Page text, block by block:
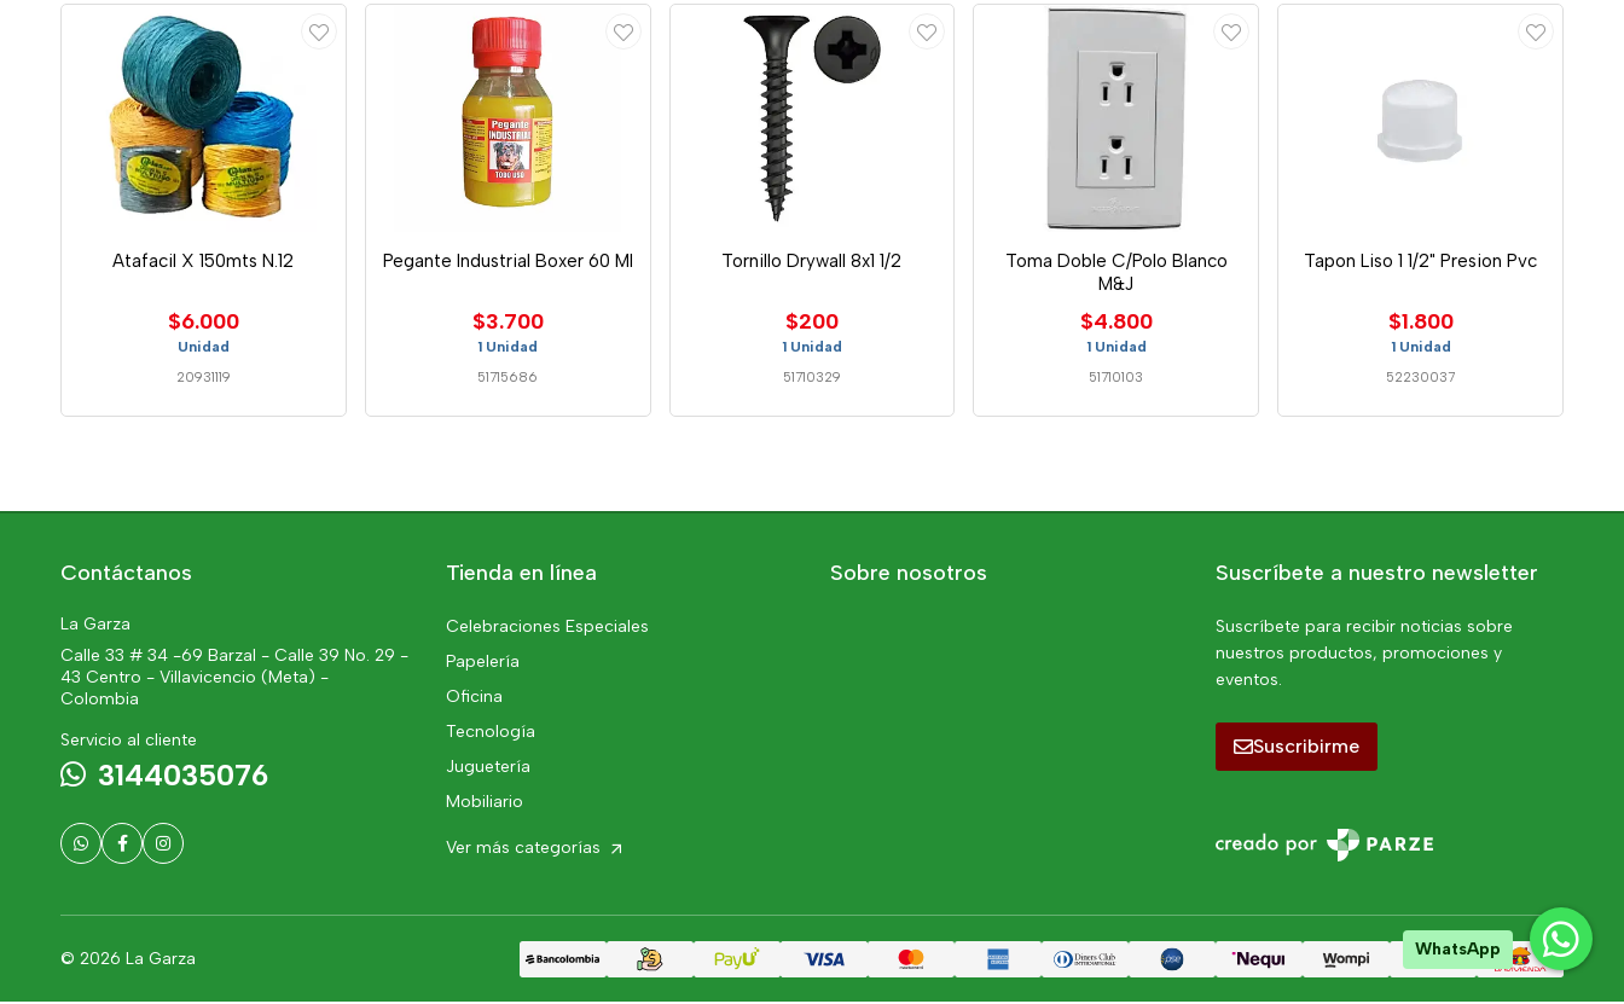
Atafacil X 150mts N.12
$6.000
Unidad
20931119
Pegante Industrial Boxer 60 Ml
$3.700
1 Unidad
51715686
Tornillo Drywall 8x1 1/2
$200
1 Unidad
51710329
Toma Doble C/Polo Blanco
M&J
$4.800
1 Unidad
51710103
Tapon Liso 1 1/2" Presion Pvc
$1.800
1 Unidad
52230037
Contáctanos
La Garza
Calle 33 # 34 -69 Barzal - Calle 39 No. 29 -
43 Centro - Villavicencio (Meta) -
Colombia
Servicio al cliente
3144035076
Tienda en línea
Celebraciones Especiales
Papelería
Oficina
Tecnología
Juguetería
Mobiliario
Ver más categorías
Sobre nosotros Suscríbete a nuestro newsletter
Suscríbete para recibir noticias sobre
nuestros productos, promociones y
eventos.
Suscribirme
© 2026 La Garza WhatsApp